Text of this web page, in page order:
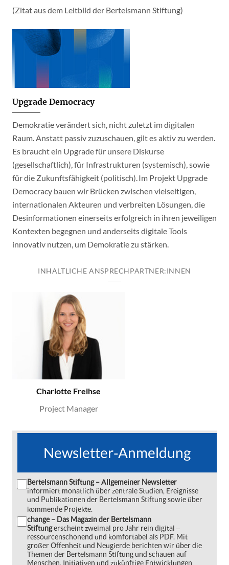
(Zitat aus dem Leitbild der Bertelsmann Stiftung)
Upgrade Democracy
Demokratie verändert sich, nicht zuletzt im digitalen
Raum. Anstatt passiv zuzuschauen, gilt es aktiv zu werden.
Es braucht ein Upgrade für unsere Diskurse
(gesellschaftlich), für Infrastrukturen (systemisch), sowie
für die Zukunftsfähigkeit (politisch). Im Projekt Upgrade
Democracy bauen wir Brücken zwischen vielseitigen,
internationalen Akteuren und verbreiten Lösungen, die
Desinformationen einerseits erfolgreich in ihren jeweiligen
Kontexten begegnen und anderseits digitale Tools
innovativ nutzen, um Demokratie zu stärken.
INHALTLICHE ANSPRECHPARTNER:INNEN
Charlotte Freihse
Project Manager
Newsletter-Anmeldung
Bertelsmann Stiftung – Allgemeiner Newsletter
informiert monatlich über zentrale Studien, Ereignisse
und Publikationen der Bertelsmann Stiftung sowie über
kommende Projekte.
change – Das Magazin der Bertelsmann
Stiftungerscheint zweimal pro Jahr rein digital ‒
ressourcenschonend und komfortabel als PDF. Mit
großer Offenheit und Neugierde berichten wir über die
Themen der Bertelsmann Stiftung und schauen auf
Menschen, Initiativen und zukünftige Entwicklungen